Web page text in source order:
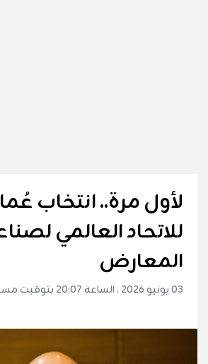
لأول مرة.. انتخاب
للاتحاد العالمي
المعارض
03 يونيو 2026 . الساعة 20:07 بتوقيت مسقط